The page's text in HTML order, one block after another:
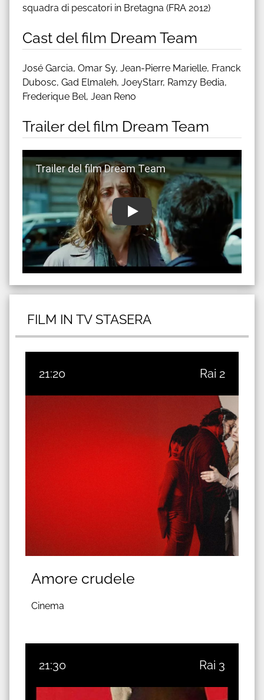
squadra di pescatori in Bretagna (FRA 2012)
Cast del film Dream Team
José Garcia, Omar Sy, Jean-Pierre Marielle, Franck
Dubosc, Gad Elmaleh, JoeyStarr, Ramzy Bedia,
Frederique Bel, Jean Reno
Trailer del film Dream Team
Guarda trailer del film Dream Team
FILM IN TV STASERA
21:20 Rai 2
Amore crudele
Cinema
21:30 Rai 3